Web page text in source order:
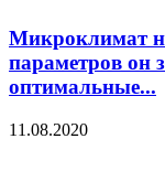
Микроклимат
параметров он
оптимальные...
11.08.2020